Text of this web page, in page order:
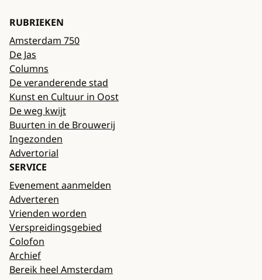
RUBRIEKEN
Amsterdam 750
De Jas
Columns
De veranderende stad
Kunst en Cultuur in Oost
De weg kwijt
Buurten in de Brouwerij
Ingezonden
Advertorial
SERVICE
Evenement aanmelden
Adverteren
Vrienden worden
Verspreidingsgebied
Colofon
Archief
Bereik heel Amsterdam